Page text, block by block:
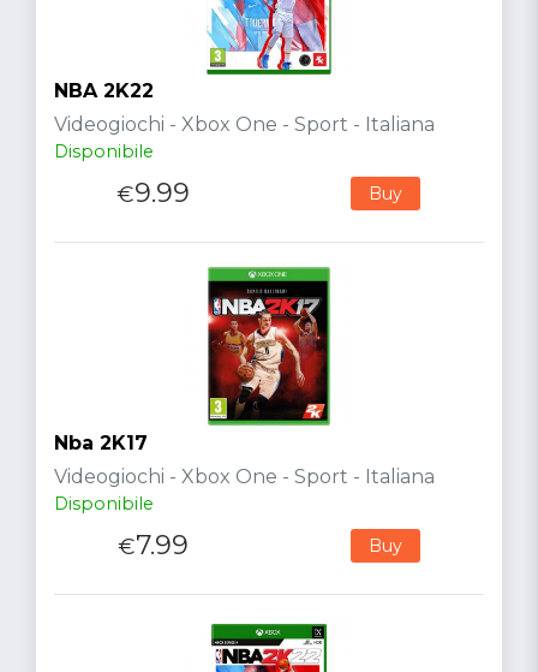
NBA 2K22
Videogiochi - Xbox One - Sport - Italiana
Disponibile
€9.99 Buy
Nba 2K17
Videogiochi - Xbox One - Sport - Italiana
Disponibile
€7.99 Buy